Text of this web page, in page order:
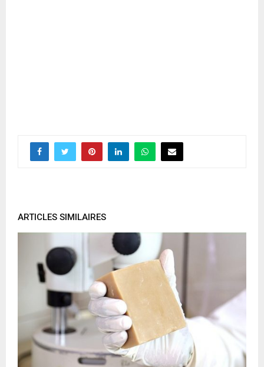
ARTICLES SIMILAIRES